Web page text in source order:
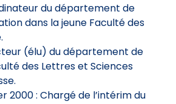
du département de
dans la jeune Faculté des
(élu) du département de
des Lettres et Sciences
2000 : Chargé de l’intérim du